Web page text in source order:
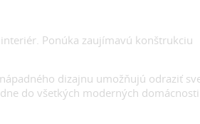
Ponúka zaujímavú konštrukciu
dizajnu umožňujú odraziť
do všetkých moderných